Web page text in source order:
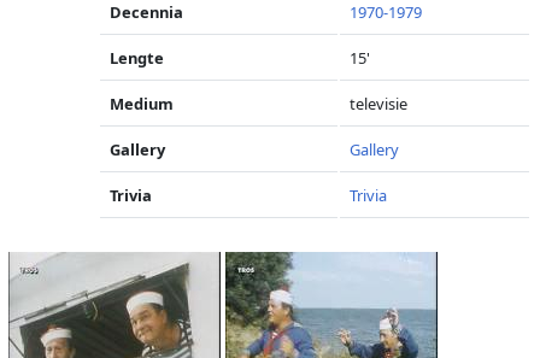
Decennia 1970-1979
Lengte 15'
Medium televisie
Gallery Gallery
Trivia Trivia